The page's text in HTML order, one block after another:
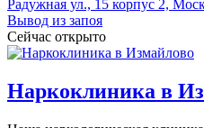
Радужная ул., 15 корпус 2,
Вывод из запоя
Сейчас открыто
Наркоклиника в